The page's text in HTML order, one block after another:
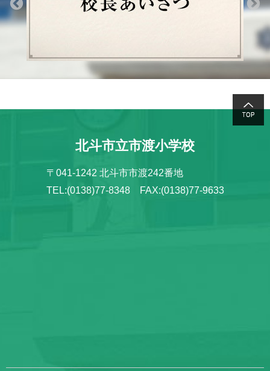
北斗市立市渡小学校
〒041-1242 北斗市市渡242番地
TEL:(0138)77-8348 FAX:(0138)77-9633